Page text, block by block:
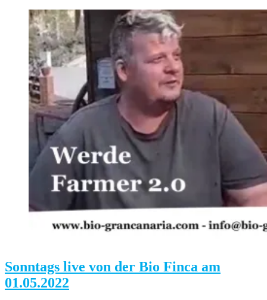
Sonntags live von der Bio Finca am
01.05.2022